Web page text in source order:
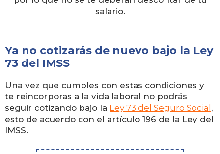
salario.
Ya no cotizarás de nuevo bajo la Ley
73 del IMSS
Una vez que cumples con estas condiciones y
te reincorporas a la vida laboral no podrás
seguir cotizando bajo la Ley 73 del Seguro Social,
esto de acuerdo con el artículo 196 de la Ley del
IMSS.